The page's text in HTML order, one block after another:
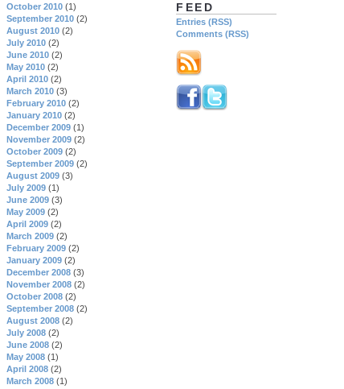
FEED
Entries (RSS)
Comments (RSS)
October 2010 (1)
September 2010 (2)
August 2010 (2)
July 2010 (2)
June 2010 (2)
May 2010 (2)
April 2010 (2)
March 2010 (3)
February 2010 (2)
January 2010 (2)
December 2009 (1)
November 2009 (2)
October 2009 (2)
September 2009 (2)
August 2009 (3)
July 2009 (1)
June 2009 (3)
May 2009 (2)
April 2009 (2)
March 2009 (2)
February 2009 (2)
January 2009 (2)
December 2008 (3)
November 2008 (2)
October 2008 (2)
September 2008 (2)
August 2008 (2)
July 2008 (2)
June 2008 (2)
May 2008 (1)
April 2008 (2)
March 2008 (1)